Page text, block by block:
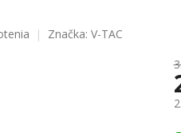
Značka: V-TAC